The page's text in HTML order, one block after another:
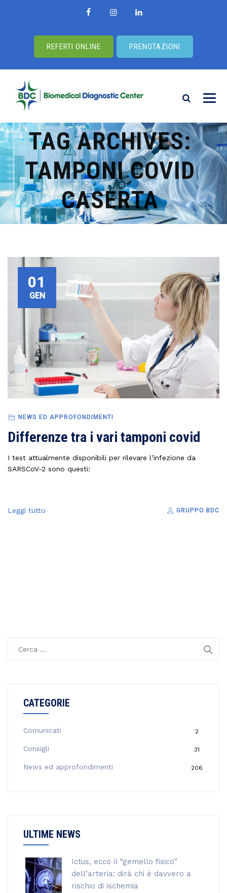
REFERTI ONLINE PRENOTAZIONI
TAG ARCHIVES:
TAMPONI COVID
CASERTA
01
GEN
NEWS ED APPROFONDIMENTI
Differenze tra i vari tamponi covid
I test attualmente disponibili per rilevare l’infezione da
SARSCoV-2 sono questi:
Leggi tutto GRUPPO BDC
CATEGORIE
Comunicati 2
Consigli 31
News ed approfondimenti 206
ULTIME NEWS
Ictus, ecco il “gemello fisico”
dell’arteria: dirà chi è davvero a
rischio di ischemia